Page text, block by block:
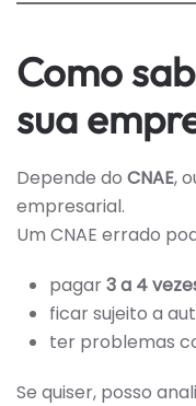
Como
sua
Depende do CNAE,
empresarial.
Um CNAE errado
pagar3 a 4
ficar sujeito a
ter problemas
Se quiser, posso